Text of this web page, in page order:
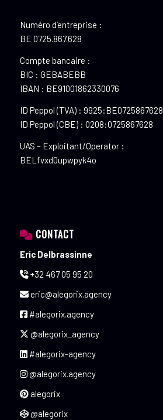
Numéro d’entreprise :
BE 0725.867.628
Compte bancaire :
BIC : GEBABEBB
IBAN : BE91001862330076
ID Peppol (TVA) : 9925:BE0725867628
ID Peppol (CBE) : 0208:0725867628
UAS – Exploitant/Operator :
BELfvxd0upwpyk4o
CONTACT
Eric Delbrassinne
+32 467 05 95 20
eric@alegorix.agency
#alegorix.agency
@alegorix_agency
#alegorix-agency
@alegorix.agency
alegorix
@alegorix